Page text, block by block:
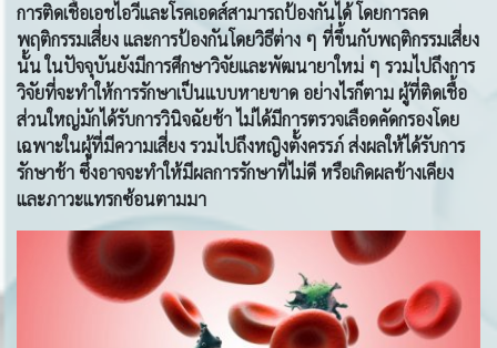
การติดเชื้อเอชไอวีและโรคเอดส์สามารถป้องกันได้ โดยการลด
พฤติกรรมเสี่ยง และการป้องกันโดยวิธีต่าง ๆ ที่ขึ้นกับพฤติกรรมเสี่ยง
นั้น ในปัจจุบันยังมีการศึกษาวิจัยและพัฒนายาใหม่ ๆ รวมไปถึงการ
วิจัยที่จะทำให้การรักษาเป็นแบบหายขาด อย่างไรก็ตาม ผู้ที่ติดเชื้อ
ส่วนใหญ่มักได้รับการวินิจฉัยช้า ไม่ได้มีการตรวจเลือดคัดกรองโดย
เฉพาะในผู้ที่มีความเสี่ยง รวมไปถึงหญิงตั้งครรภ์ ส่งผลให้ได้รับการ
รักษาช้า ซึ่งอาจจะทำให้มีผลการรักษาที่ไม่ดี หรือเกิดผลข้างเคียง
และภาวะแทรกซ้อนตามมา